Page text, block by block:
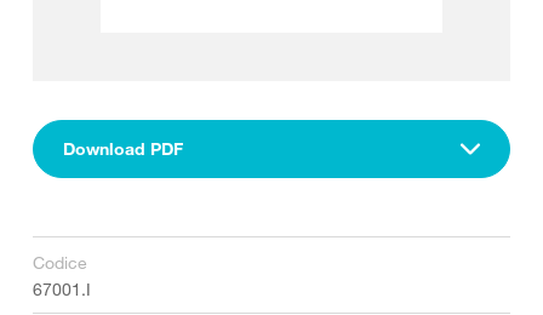
Download PDF
Codice
67001.I